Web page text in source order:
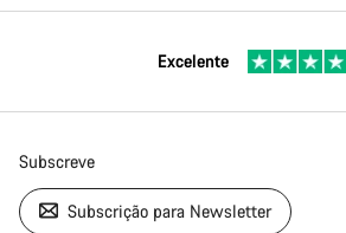
Excelente
Subscreve
Subscrição para Newsletter